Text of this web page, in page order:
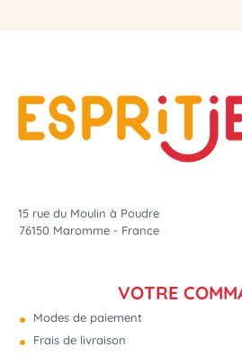
15 rue du Moulin à Poudre
76150 Maromme - France
VOTRE
Modes de paiement
Frais de livraison